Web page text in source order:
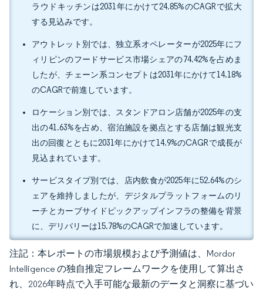
ラウドキッチンは2031年にかけて24.85%のCAGRで拡大
する見込みです。
アウトレット別では、独立系オペレーターが2025年にフ
ィリピンのフードサービス市場シェアの74.42%を占めま
したが、チェーン系コンセプトは2031年にかけて14.18%
のCAGRで前進しています。
ロケーション別では、スタンドアロン店舗が2025年の支
出の41.63%を占め、宿泊施設を拠点とする店舗は観光支
出の回復とともに2031年にかけて14.9%のCAGRで成長が
見込まれています。
サービスタイプ別では、店内飲食が2025年に52.64%のシ
ェアを維持しましたが、デジタルプラットフォームのリ
ーチとカーブサイドピックアップインフラの整備を背景
に、デリバリーは15.78%のCAGRで加速しています。
注記：本レポートの市場規模および予測値は、Mordor
Intelligence の独自推定フレームワークを使用して算出さ
れ、2026年時点で入手可能な最新のデータと洞察に基づい